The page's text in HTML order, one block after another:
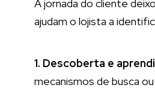
A jornada do cliente
ajudam o lojista a
1. Descoberta e
mecanismos de busca